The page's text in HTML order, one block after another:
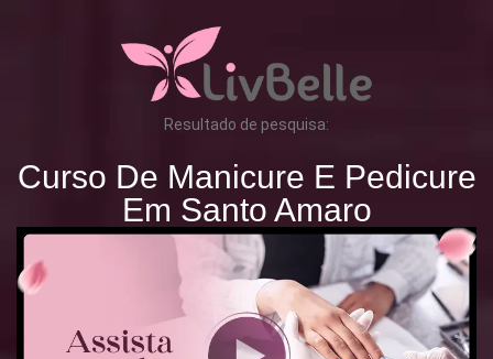
Resultado de pesquisa:
Curso De Manicure E Pedicure
Em Santo Amaro